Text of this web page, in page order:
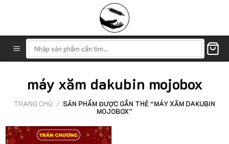
kiếm:
máy xăm dakubin mojobox
TRANG CHỦ / SẢN PHẨM ĐƯỢC GẮN THẺ “MÁY XĂM DAKUBIN
MOJOBOX”